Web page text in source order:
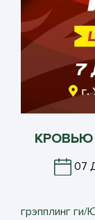
КРОВЬЮ
07
грэпплинг